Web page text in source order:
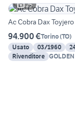
25
Ac Cobra Dax Toyjero
94.900 €Torino(TO)
Usato
03/1960
Rivenditore